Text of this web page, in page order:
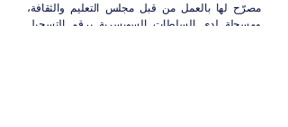
مصرّح لها بالعمل من قبل مجلس التعليم والثقافة،
ومسجلة لدى السلطات السويسرية برقم التسجيل